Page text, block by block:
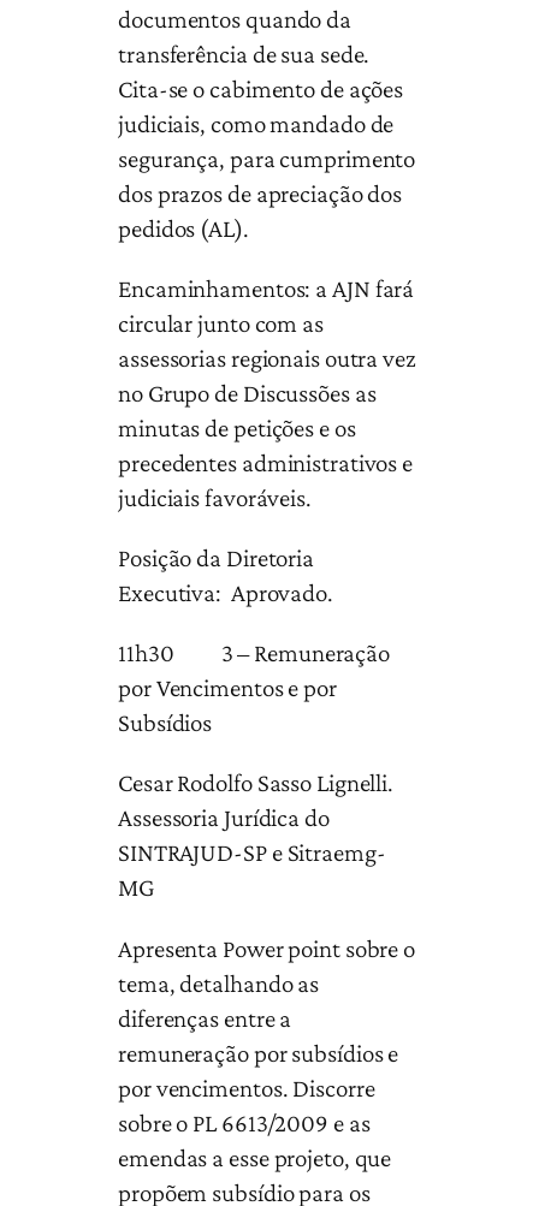
documentos quando da
transferência de sua sede.
Cita-se o cabimento de ações
judiciais, como mandado de
segurança, para cumprimento
dos prazos de apreciação dos
pedidos (AL).
Encaminhamentos: a AJN fará
circular junto com as
assessorias regionais outra vez
no Grupo de Discussões as
minutas de petições e os
precedentes administrativos e
judiciais favoráveis.
Posição da Diretoria
Executiva: Aprovado.
11h30 3 – Remuneração
por Vencimentos e por
Subsídios
Cesar Rodolfo Sasso Lignelli.
Assessoria Jurídica do
SINTRAJUD-SP e Sitraemg-
MG
Apresenta Power point sobre o
tema, detalhando as
diferenças entre a
remuneração por subsídios e
por vencimentos. Discorre
sobre o PL 6613/2009 e as
emendas a esse projeto, que
propõem subsídio para os